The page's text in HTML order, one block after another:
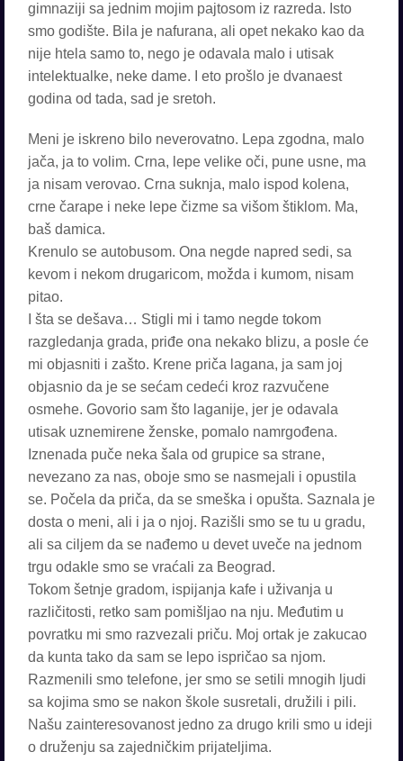
gimnaziji sa jednim mojim pajtosom iz razreda. Isto
smo godište. Bila je nafurana, ali opet nekako kao da
nije htela samo to, nego je odavala malo i utisak
intelektualke, neke dame. I eto prošlo je dvanaest
godina od tada, sad je sretoh.
Meni je iskreno bilo neverovatno. Lepa zgodna, malo
jača, ja to volim. Crna, lepe velike oči, pune usne, ma
ja nisam verovao. Crna suknja, malo ispod kolena,
crne čarape i neke lepe čizme sa višom štiklom. Ma,
baš damica.
Krenulo se autobusom. Ona negde napred sedi, sa
kevom i nekom drugaricom, možda i kumom, nisam
pitao.
I šta se dešava… Stigli mi i tamo negde tokom
razgledanja grada, priđe ona nekako blizu, a posle će
mi objasniti i zašto. Krene priča lagana, ja sam joj
objasnio da je se sećam cedeći kroz razvučene
osmehe. Govorio sam što laganije, jer je odavala
utisak uznemirene ženske, pomalo namrgođena.
Iznenada puče neka šala od grupice sa strane,
nevezano za nas, oboje smo se nasmejali i opustila
se. Počela da priča, da se smeška i opušta. Saznala je
dosta o meni, ali i ja o njoj. Razišli smo se tu u gradu,
ali sa ciljem da se nađemo u devet uveče na jednom
trgu odakle smo se vraćali za Beograd.
Tokom šetnje gradom, ispijanja kafe i uživanja u
različitosti, retko sam pomišljao na nju. Međutim u
povratku mi smo razvezali priču. Moj ortak je zakucao
da kunta tako da sam se lepo ispričao sa njom.
Razmenili smo telefone, jer smo se setili mnogih ljudi
sa kojima smo se nakon škole susretali, družili i pili.
Našu zainteresovanost jedno za drugo krili smo u ideji
o druženju sa zajedničkim prijateljima.